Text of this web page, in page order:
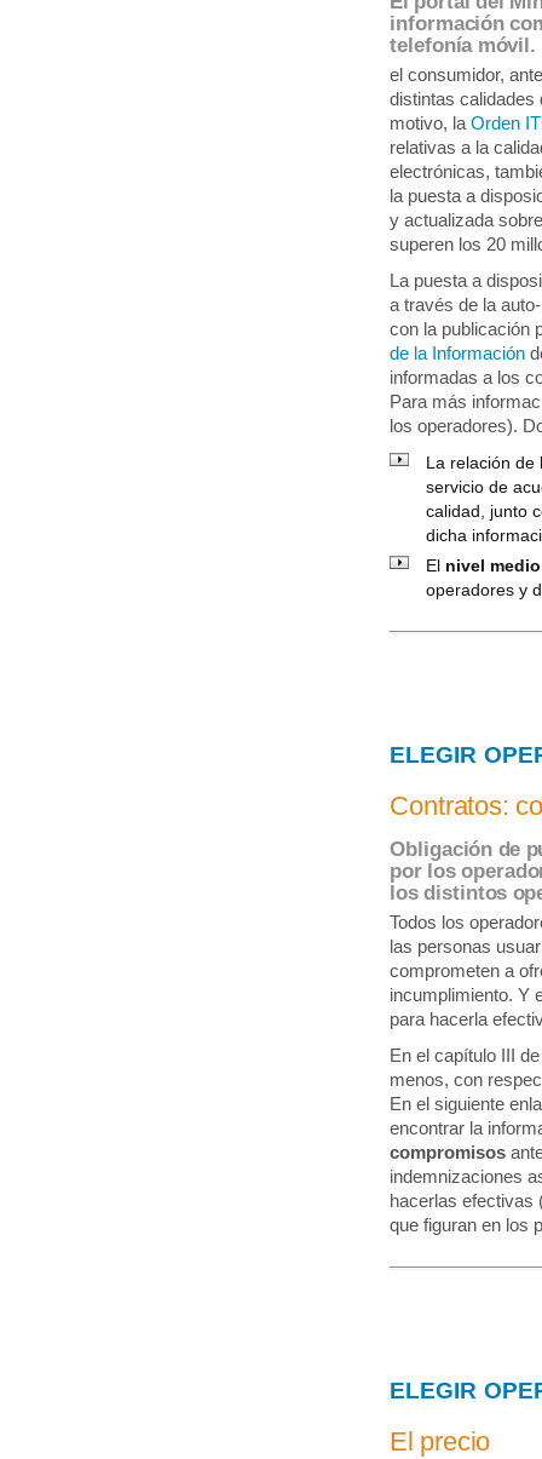
información
telefonía móvil.
el consumidor,
distintas calidades
motivo, laOrden
relativas a la
electrónicas,
la puesta a
y actualizada
superen los 20
La puesta a
a través de la
con la publicación
de la Información
informadas a los
Para más
los operadores).
La relación de
servicio de
calidad, junto
dicha
El nivel medio
operadores y
ELEGIR
Contratos:
Obligación de
por los
los distintos
Todos los
las personas
comprometen a
incumplimiento. Y
para hacerla
En el capítulo III
menos, con
En el siguiente
encontrar la
compromisos
indemnizaciones
hacerlas efectivas
que figuran en los
ELEGIR
El precio